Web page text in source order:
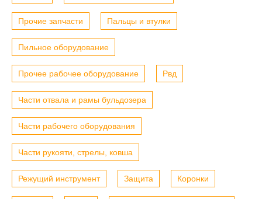
Прочие запчасти Пальцы и втулки
Пильное оборудование
Прочее рабочее оборудование Рвд
Части отвала и рамы бульдозера
Части рабочего оборудования
Части рукояти, стрелы, ковша
Режущий инструмент Защита Коронки